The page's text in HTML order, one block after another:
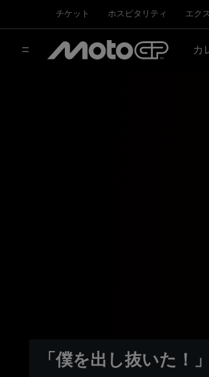
チケット ホスピタリティ エク
カ
「僕を出し抜いた！」